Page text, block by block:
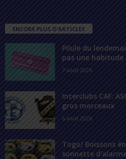
ENCORE PLUS D'ARTICLES
Pilule du
pas une habitude
7 août 2026
Interclubs CAF:
gros morceaux
6 août 2026
Togo/ Boissons
sonnette